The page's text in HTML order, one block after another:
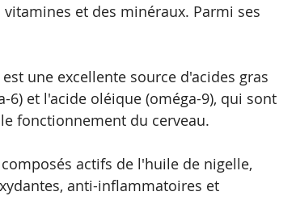
et des minéraux. Parmi ses
une excellente source d'acides gras
et l'acide oléique (oméga-9), qui sont
fonctionnement du cerveau.
actifs de l'huile de nigelle,
anti-inflammatoires et